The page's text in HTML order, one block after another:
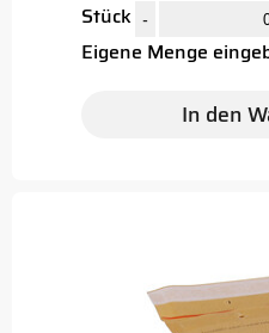
Stück -
Eigene Menge
In den